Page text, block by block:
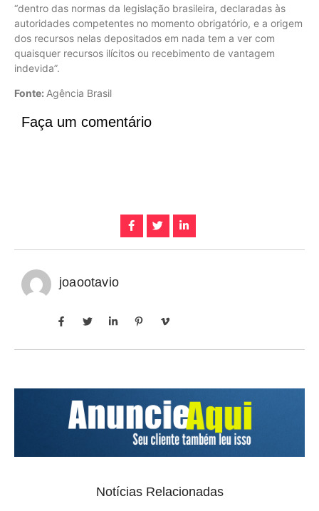
“dentro das normas da legislação brasileira, declaradas às
autoridades competentes no momento obrigatório, e a origem
dos recursos nelas depositados em nada tem a ver com
quaisquer recursos ilícitos ou recebimento de vantagem
indevida”.
Fonte: Agência Brasil
Faça um comentário
joaootavio
Notícias Relacionadas